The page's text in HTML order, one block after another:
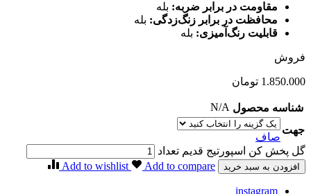
مقاومت در برابر ضربه: بله
محافظت در برابر زنگ‌زدگی: بله
قابلیت رنگ‌آمیزی: بله
فروش
1.850.000 تومان
شناسه محصول N/A
جهت
صاف
گل پخش کن اسپورتیج قدیم تعداد
افزودن به سبد خرید Add to wishlist Add to compare
instagram